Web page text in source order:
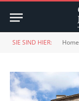
SIE SIND HIER: Home